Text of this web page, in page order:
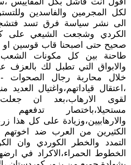
لكل المجرمين والفاسدين
الى نشر سياسة فرق تسد
الكردي وشجعت الشيعي على
صحيح حتى اصبحنا قاب قوسين او
طاحنة بين كل مكونات الشعب
والابواق التي تطبل لك بالعزف
خلال محاربة رجال الصحوات
،اعتقال قياداتهم،واغتيال العديد
لقوى الارهاب،بعد ان
مستحيلا،باختصار تدفعهم
والارهابيين،وزيادة على كل
الكثيرين من العرب ضد اخوتهم
التمدد والخطر الكوردي وان
الخطوط الحمراء،الاكراد في